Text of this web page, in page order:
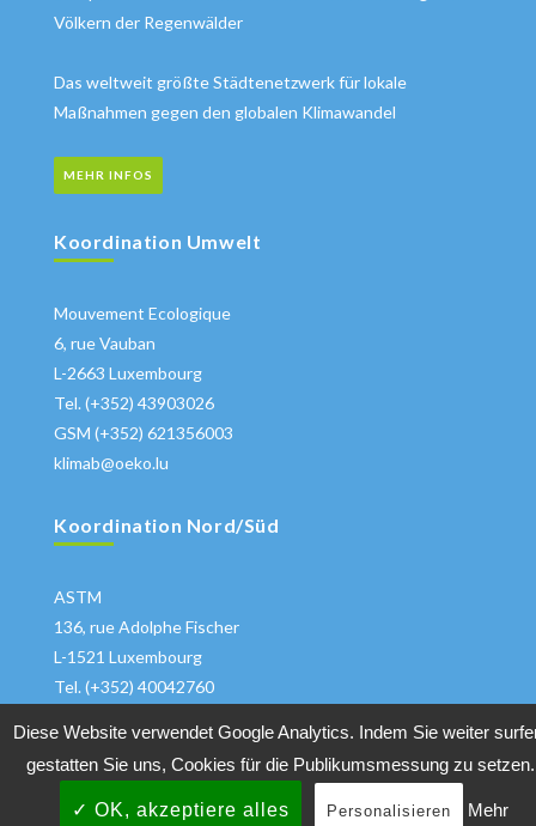
Völkern der Regenwälder
Das weltweit größte Städtenetzwerk für lokale
Maßnahmen gegen den globalen Klimawandel
MEHR INFOS
Koordination Umwelt
Mouvement Ecologique
6, rue Vauban
L-2663 Luxembourg
Tel. (+352) 43903026
GSM (+352) 621356003
klimab@oeko.lu
Koordination Nord/Süd
ASTM
136, rue Adolphe Fischer
L-1521 Luxembourg
Tel. (+352) 40042760
Diese Website verwendet Google Analytics. Indem Sie weiter
gestatten Sie uns, Cookies für die Publikumsmessung zu setzen.
✓ OK, akzeptiere alles Personalisieren Mehr